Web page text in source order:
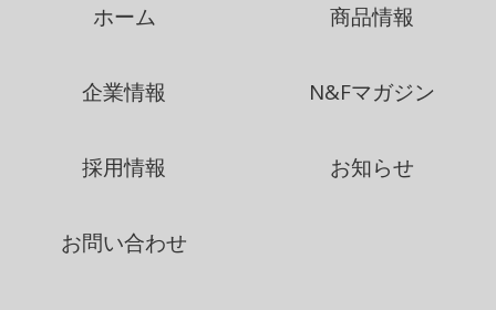
ホーム 商品情報
企業情報 N&Fマガジン
採用情報 お知らせ
お問い合わせ